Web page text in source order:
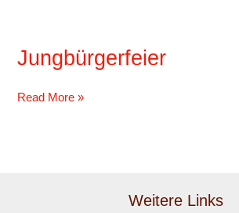
Jungbürgerfeier
Jungbürgerfeier
Read More »
Weitere Links